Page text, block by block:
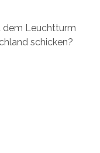
dem Leuchtturm
schicken?